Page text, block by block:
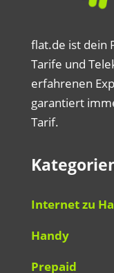
flat.de ist dein
Tarife und
erfahrenen
garantiert
Tarif.
Internet zu
Handy
Prepaid